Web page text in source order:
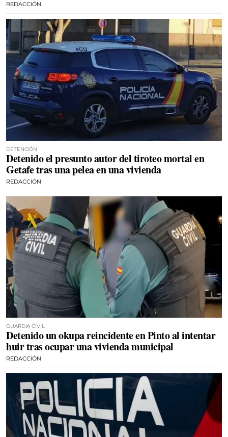
REDACCIÓN
DETENCIÓN
Detenido el presunto autor del tiroteo mortal en
Getafe tras una pelea en una vivienda
REDACCIÓN
GUARDIA CIVIL
Detenido un okupa reincidente en Pinto al intentar
huir tras ocupar una vivienda municipal
REDACCIÓN